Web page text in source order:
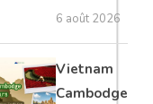
Angkor,
Tonkin
secret &
Mékong
6 août 2026
Vietnam
Cambodge